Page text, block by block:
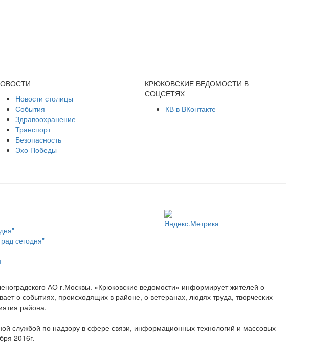
Новости столицы
События
Здравоохранение
Транспорт
Безопасность
Эхо Победы
КРЮКОВСКИЕ ВЕДОМОСТИ В
СОЦСЕТЯХ
КВ в ВКонтакте
сегодня"
АО г.Москвы. «Крюковские ведомости» информирует жителей о
о событиях, происходящих в районе, о ветеранах, людях труда, творческих
района.
службой по надзору в сфере связи, информационных технологий и массовых
2016г.